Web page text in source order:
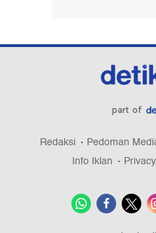
part of
Redaksi Pedoman
Info Iklan